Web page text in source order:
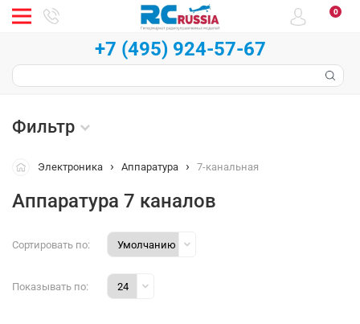
0
+7 (495) 924-57-67
Фильтр
Электроника Аппаратура 7-канальная
Аппаратура 7 каналов
Сортировать по:
Показывать по: